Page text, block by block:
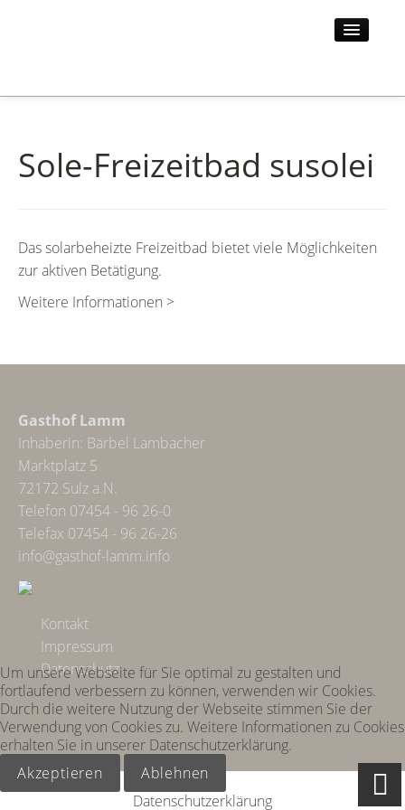
UMGEBUNG
KONTAKT
Sole-Freizeitbad susolei
Das solarbeheizte Freizeitbad bietet viele Möglichkeiten
zur aktiven Betätigung.
Weitere Informationen >
Gasthof Lamm
Inhaberin: Bärbel Lambacher
Marktplatz 5
72172 Sulz a.N.
Telefon 07454 - 96 26-0
Telefax 07454 - 96 26-26
info@gasthof-lamm.info
Kontakt
Impressum
Datenschutz
Um unsere Webseite für Sie optimal zu gestalten und
fortlaufend verbessern zu können, verwenden wir Cookies.
Durch die weitere Nutzung der Webseite stimmen Sie der
Verwendung von Cookies zu. Weitere Informationen zu Cookies
erhalten Sie in unserer Datenschutzerklärung.
Akzeptieren
Ablehnen
Datenschutzerklärung